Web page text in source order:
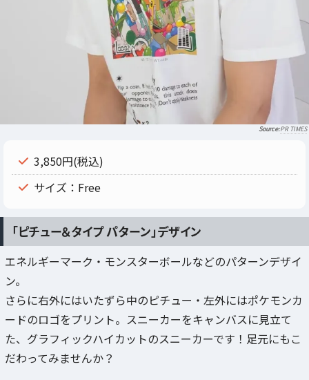
PR TIMES
3,850円(税込)
サイズ：Free
「ピチュー＆タイプ パターン」デザイン
エネルギーマーク・モンスターボールなどのパターンデザイ
ン。
さらに右外にはいたずら中のピチュー・左外にはポケモンカ
ードのロゴをプリント。スニーカーをキャンバスに見立て
た、グラフィックハイカットのスニーカーです！足元にもこ
だわってみませんか？